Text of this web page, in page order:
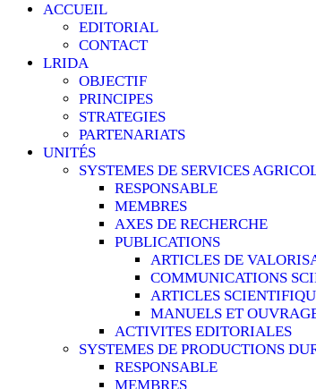
ACCUEIL
EDITORIAL
CONTACT
LRIDA
OBJECTIF
PRINCIPES
STRATEGIES
PARTENARIATS
UNITÉS
SYSTEMES DE SERVICES
RESPONSABLE
MEMBRES
AXES DE RECHERCHE
PUBLICATIONS
ARTICLES DE
COMMUNICATIONS
ARTICLES
MANUELS ET
ACTIVITES EDITORIALES
SYSTEMES DE PRODUCTIONS
RESPONSABLE
MEMBRES